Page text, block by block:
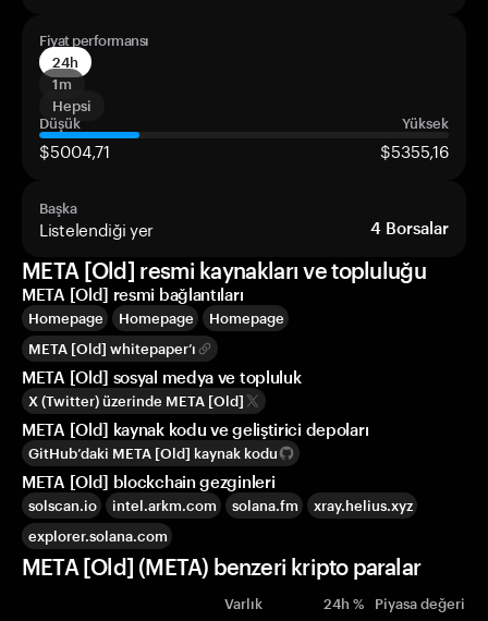
Fiyat performansı
24h
1m
Hepsi
Düşük
Yüksek
$5004,71 $5355,16
Başka
Listelendiği yer 4 Borsalar
META [Old] resmi kaynakları ve topluluğu
META [Old] resmi bağlantıları
Homepage Homepage
Homepage
META [Old] whitepaper’ı
META [Old] sosyal medya ve topluluk
X (Twitter) üzerinde META [Old]
META [Old] kaynak kodu ve geliştirici depoları
GitHub’daki META [Old] kaynak kodu
META [Old] blockchain gezginleri
solscan.io intel.arkm.com solana.fm
xray.helius.xyz
explorer.solana.com
META [Old] (META) benzeri kripto paralar
Varlık 24h % Piyasa değeri